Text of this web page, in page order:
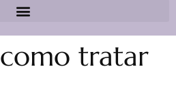
como tratar